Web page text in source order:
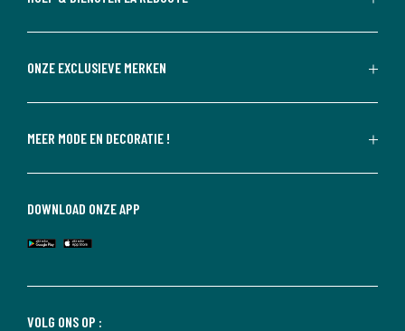
ONZE EXCLUSIEVE MERKEN
MEER MODE EN DECORATIE !
VOLG ONS OP :
DOWNLOAD ONZE APP